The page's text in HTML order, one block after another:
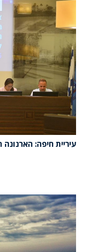
עיריית חיפה: